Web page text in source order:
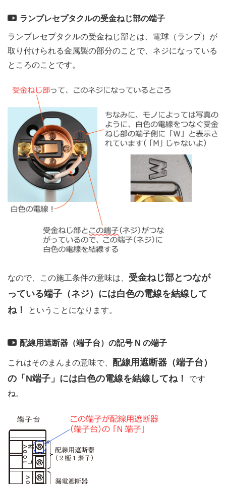
ランプレセプタクルの受金ねじ部の端子
ランプレセプタクルの受金ねじ部とは、電球（ランプ）が
取り付けられる金属製の部分のことで、ネジになっている
ところのことです。
なので、この施工条件の意味は、 受金ねじ部とつなが
っている端子（ネジ）には白色の電線を結線して
ね！
ということになります。
配線用遮断器（端子台）の記号 N の端子
これはそのまんまの意味で、 配線用遮断器（端子台）
の「N端子」には白色の電線を結線してね！
です
ね。